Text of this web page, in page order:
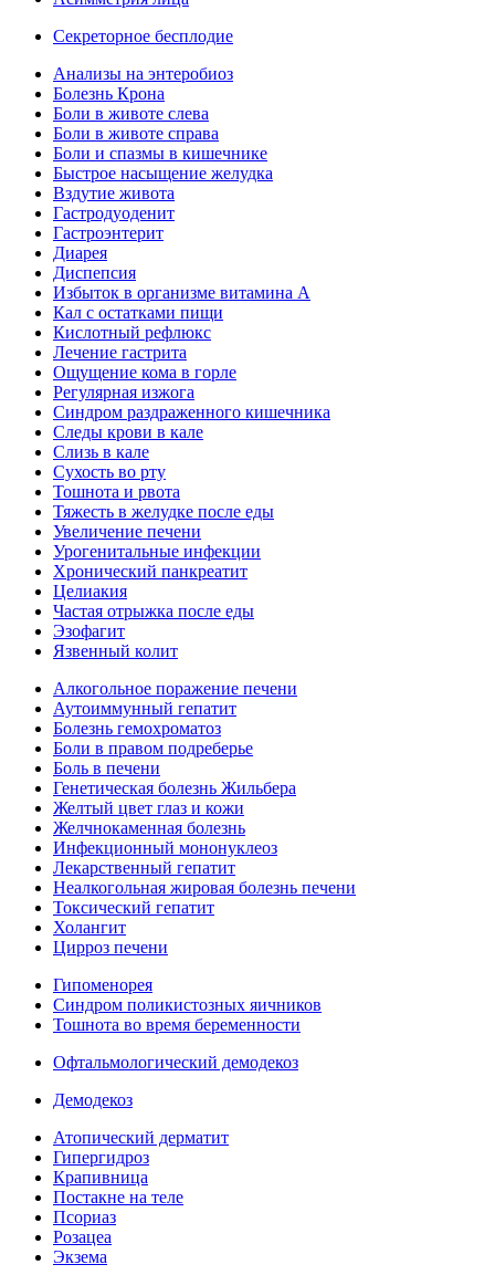
Секреторное бесплодие
Анализы на энтеробиоз
Болезнь Крона
Боли в животе слева
Боли в животе справа
Боли и спазмы в кишечнике
Быстрое насыщение желудка
Вздутие живота
Гастродуоденит
Гастроэнтерит
Диарея
Диспепсия
Избыток в организме витамина А
Кал с остатками пищи
Кислотный рефлюкс
Лечение гастрита
Ощущение кома в горле
Регулярная изжога
Синдром раздраженного кишечника
Следы крови в кале
Слизь в кале
Сухость во рту
Тошнота и рвота
Тяжесть в желудке после еды
Увеличение печени
Урогенитальные инфекции
Хронический панкреатит
Целиакия
Частая отрыжка после еды
Эзофагит
Язвенный колит
Алкогольное поражение печени
Аутоиммунный гепатит
Болезнь гемохроматоз
Боли в правом подреберье
Боль в печени
Генетическая болезнь Жильбера
Желтый цвет глаз и кожи
Желчнокаменная болезнь
Инфекционный мононуклеоз
Лекарственный гепатит
Неалкогольная жировая болезнь печени
Токсический гепатит
Холангит
Цирроз печени
Гипоменорея
Синдром поликистозных яичников
Тошнота во время беременности
Офтальмологический демодекоз
Демодекоз
Атопический дерматит
Гипергидроз
Крапивница
Постакне на теле
Псориаз
Розацеа
Экзема